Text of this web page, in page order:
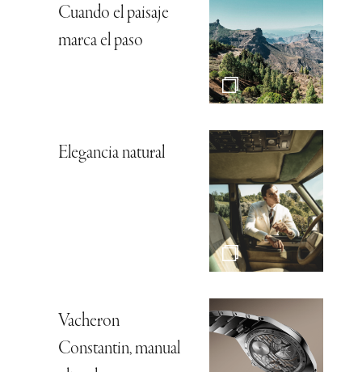
Cuando el paisaje
marca el paso
Elegancia natural
Vacheron
Constantin, manual